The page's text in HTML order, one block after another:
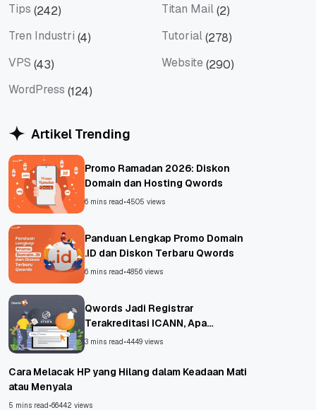
Tips (242) Titan Mail(2)
Tren Industri (4) Tutorial(278)
VPS (43) Website (290)
WordPress (124)
Artikel Trending
Promo Ramadan 2026: Diskon
Domain dan Hosting Qwords
6 mins read•4505 views
Panduan Lengkap Promo Domain
.ID dan Diskon Terbaru Qwords
6 mins read•4856 views
Qwords Jadi Registrar
Terakreditasi ICANN, Apa
Untungnya?
3 mins read•4449 views
Cara Melacak HP yang Hilang dalam Keadaan Mati
atau Menyala
5 mins read•66442 views